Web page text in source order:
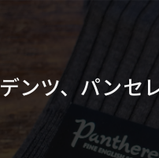
デンツ、パンセ